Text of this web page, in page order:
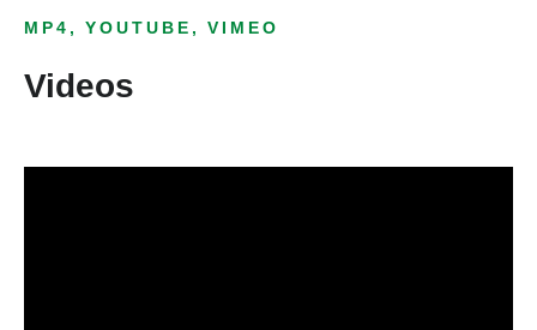
MP4, YOUTUBE, VIMEO
Videos